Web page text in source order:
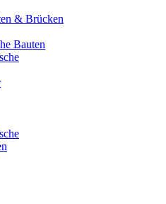
& Brücken
Bauten